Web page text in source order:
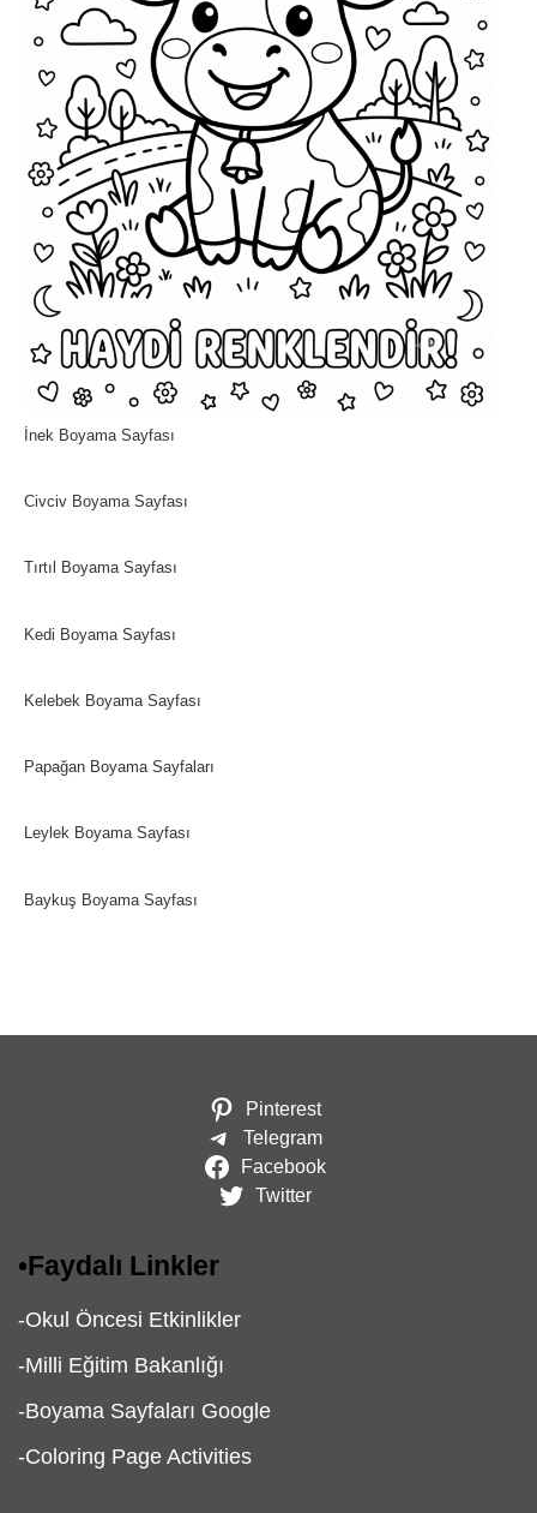
İnek Boyama Sayfası
Civciv Boyama Sayfası
Tırtıl Boyama Sayfası
Kedi Boyama Sayfası
Kelebek Boyama Sayfası
Papağan Boyama Sayfaları
Leylek Boyama Sayfası
Baykuş Boyama Sayfası
Pinterest
Telegram
Facebook
Twitter
•Faydalı Linkler
-Okul Öncesi Etkinlikler
-Milli Eğitim Bakanlığı
-Boyama Sayfaları Google
-Coloring Page Activities